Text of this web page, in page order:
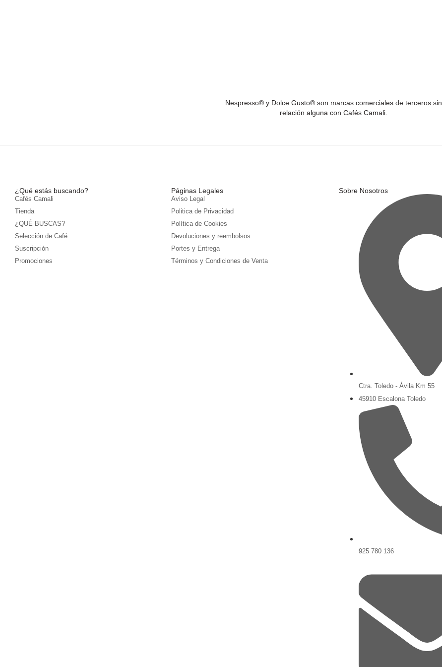
Nespresso® y Dolce Gusto® son marcas comerciales de terceros sin
relación alguna con Cafés Camali.
¿Qué estás buscando?
Cafés Camali
Tienda
¿QUÉ BUSCAS?
Selección de Café
Suscripción
Promociones
Páginas Legales
Aviso Legal
Politica de Privacidad
Política de Cookies
Devoluciones y reembolsos
Portes y Entrega
Términos y Condiciones de Venta
Sobre Nosotros
Ctra. Toledo - Ávila Km 55
45910 Escalona Toledo
925 780 136